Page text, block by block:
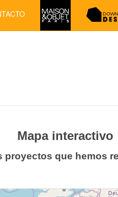
Mapa interactivo
que hemos